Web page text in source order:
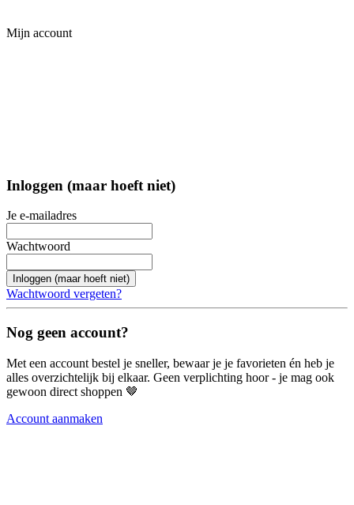
Mijn account
Inloggen (maar hoeft niet)
Je e-mailadres
Wachtwoord
Inloggen (maar hoeft niet)
Wachtwoord vergeten?
Nog geen account?
Met een account bestel je sneller, bewaar je je favorieten én heb je
alles overzichtelijk bij elkaar. Geen verplichting hoor - je mag ook
gewoon direct shoppen 🤎
Account aanmaken